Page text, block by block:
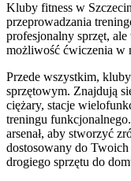
Kluby fitness w
przeprowadzania
profesjonalny sprzęt,
możliwość ćwiczenia w
Przede wszystkim,
sprzętowym. Znajdują
ciężary, stacje
treningu
arsenał, aby stworzyć
dostosowany do
drogiego sprzętu do